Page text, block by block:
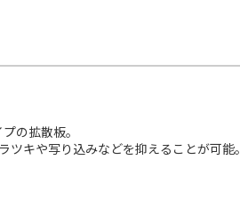
の拡散板。
キや写り込みなどを抑えることが可能。